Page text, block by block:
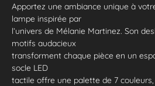
Apportez une ambiance unique à
lampe inspirée par
l’univers de Mélanie Martinez. Son
motifs audacieux
transforment chaque pièce en un
socle LED
tactile offre une palette de 7